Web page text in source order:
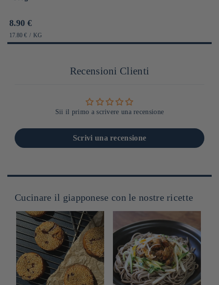
Prix
habituel
8.90 €
PRIX
UNITAIRE
17.80 € / PAR
KG
Recensioni Clienti
Sii il primo a scrivere una recensione
Scrivi una recensione
Cucinare il giapponese con le nostre ricette